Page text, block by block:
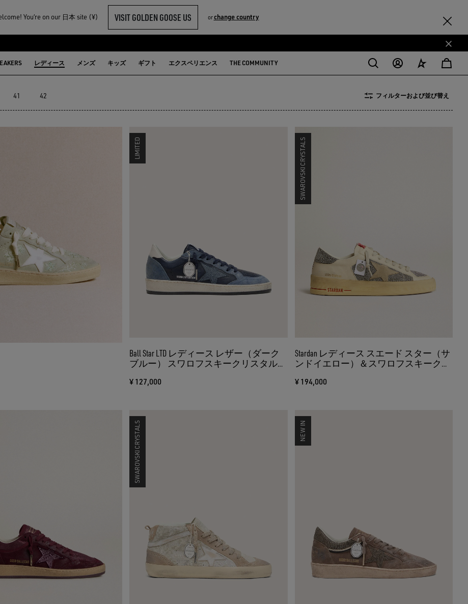
You‘re on our 日本 site (¥) VISIT GOLDEN GOOSE US orchange country
レディース メンズ キッズ ギフト エクスペリエンス THE COMMUNITY
スニーカー
41 42 フィルターおよび並び替え
LIMITED
Ball Star LTD レディース レザー（ダーク
ブルー） スワロフスキークリスタルス
ル
¥ 127,000
SWAROVSKI CRYSTALS
Stardan レディース スエード スター（サ
ンドイエロー）＆スワロフスキークリ
¥ 194,000
SWAROVSKI CRYSTALS NEW IN